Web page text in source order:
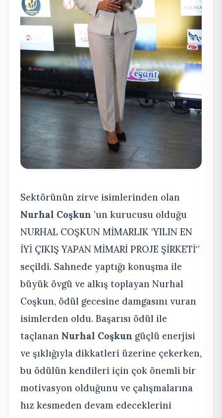
Sektörünün zirve isimlerinden olan
Nurhal Coşkun ’un kurucusu olduğu
NURHAL COŞKUN MİMARLIK ‘YILIN EN
İYİ ÇIKIŞ YAPAN MİMARİ PROJE ŞİRKETİ‘’
seçildi. Sahnede yaptığı konuşma ile
büyük övgü ve alkış toplayan Nurhal
Coşkun, ödül gecesine damgasını vuran
isimlerden oldu. Başarısı ödül ile
taçlanan Nurhal Coşkun güçlü enerjisi
ve şıklığıyla dikkatleri üzerine çekerken,
bu ödülün kendileri için çok önemli bir
motivasyon olduğunu ve çalışmalarına
hız kesmeden devam edeceklerini